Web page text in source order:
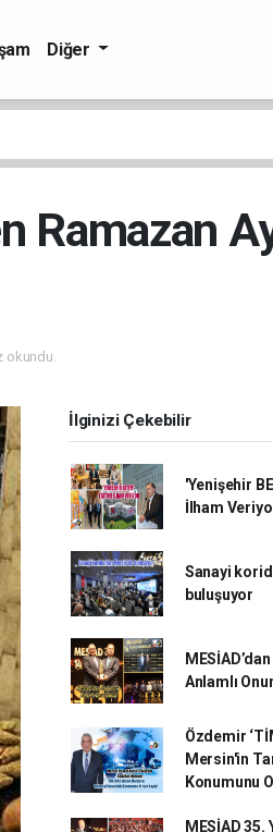
Diğer
Ramazan
okundu.
İlginizi Çekebilir
'Yenişehir
İlham
Sanayi
buluşuyor
Anlamlı
Özdemir
Mersin'in
Konumunu
MESİAD 35.